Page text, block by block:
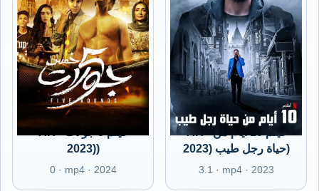
(2023)
0 · mp4 · 2024
حياة رجل طيب (2023)
3.1 · mp4 · 2023